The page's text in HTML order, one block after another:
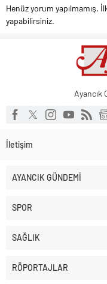
Henüz yorum yapılmamış.
yapabilirsiniz.
Ayancık
İletişim
AYANCIK GÜNDEMİ
SPOR
SAĞLIK
RÖPORTAJLAR